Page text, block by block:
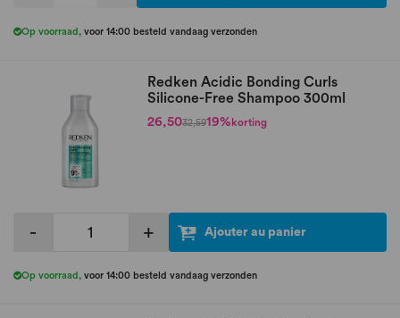
Op voorraad , voor 14:00 besteld vandaag verzonden
Redken Acidic Bonding Curls
Silicone-Free Shampoo 300ml
26,5032,5919% korting
- + Ajouter au panier
Op voorraad , voor 14:00 besteld vandaag verzonden